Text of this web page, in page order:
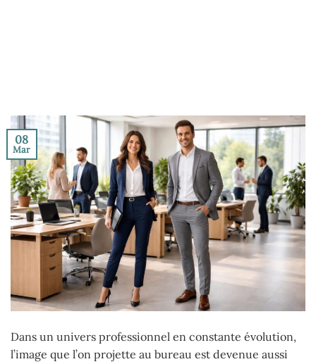
08
Mar
Dans un univers professionnel en constante évolution,
l’image que l’on projette au bureau est devenue aussi